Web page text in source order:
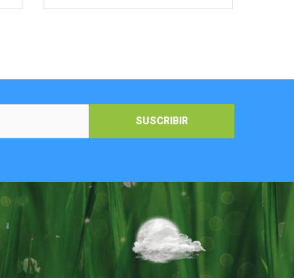
SUSCRIBIR